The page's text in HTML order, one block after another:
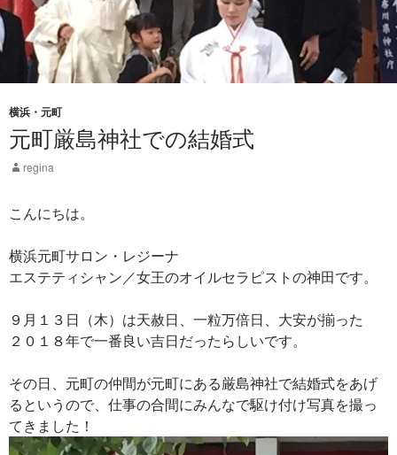
横浜・元町
元町厳島神社での結婚式
regina
こんにちは。
横浜元町サロン・レジーナ
エステティシャン／女王のオイルセラピストの神田です。
９月１３日（木）は天赦日、一粒万倍日、大安が揃った
２０１８年で一番良い吉日だったらしいです。
その日、元町の仲間が元町にある厳島神社で結婚式をあげ
るというので、仕事の合間にみんなで駆け付け写真を撮っ
てきました！